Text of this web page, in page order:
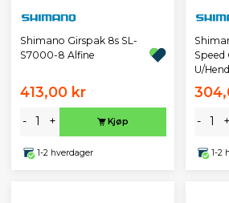
Shimano Girspak 8s SL-
S7000-8 Alfine
413,00 kr
- + Kjøp
1-2 hverdager
Speed
U/
- +
1-2